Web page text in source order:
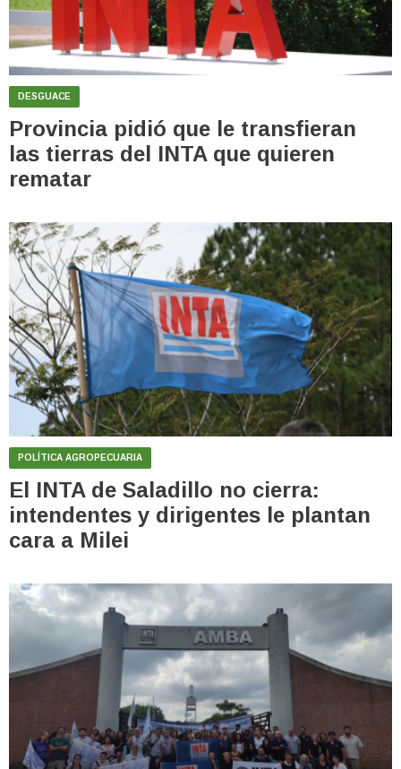
DESGUACE
Provincia pidió que le transfieran
las tierras del INTA que quieren
rematar
POLÍTICA AGROPECUARIA
El INTA de Saladillo no cierra:
intendentes y dirigentes le plantan
cara a Milei